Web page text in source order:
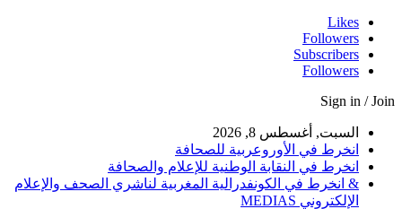
Likes
Followers
Subscribers
Followers
Sign in /
السبت, أغسطس 8, 2026
انخرط في الأوروعربية للصحافة
انخرط في النقابة الوطنية للإعلام والصحافة
& انخرط في الكونفدرالية المغربية لناشري الصحف والإعلام
الإلكتروني MEDIAS